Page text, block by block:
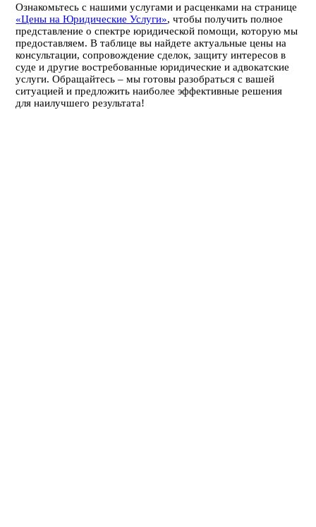
Ознакомьтесь с нашими услугами и расценками на странице
«Цены на Юридические Услуги», чтобы получить полное
представление о спектре юридической помощи, которую мы
предоставляем. В таблице вы найдете актуальные цены на
консультации, сопровождение сделок, защиту интересов в
суде и другие востребованные юридические и адвокатские
услуги. Обращайтесь – мы готовы разобраться с вашей
ситуацией и предложить наиболее эффективные решения
для наилучшего результата!